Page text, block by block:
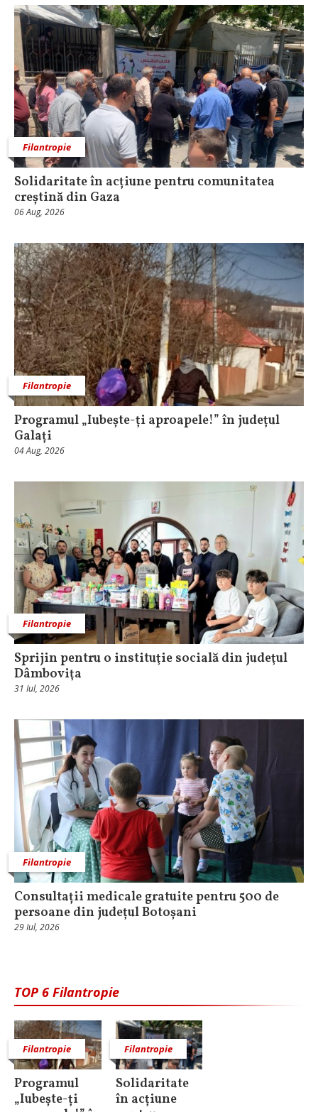
Filantropie
Solidaritate în acțiune pentru comunitatea
creștină din Gaza
06 Aug, 2026
Filantropie
Programul „Iubește-ți aproapele!” în județul
Galați
04 Aug, 2026
Filantropie
Sprijin pentru o instituţie socială din judeţul
Dâmboviţa
31 Iul, 2026
Filantropie
Consultații medicale gratuite pentru 500 de
persoane din județul Botoșani
29 Iul, 2026
TOP 6 Filantropie
Filantropie
Programul
„Iubește-ți
Filantropie
Solidaritate
în acțiune